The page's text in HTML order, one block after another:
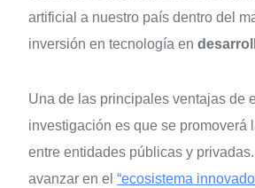
artificial a nuestro país dentro del
inversión en tecnología en
Una de las principales ventajas de
investigación es que se promoverá
entre entidades públicas y
avanzar en el “ecosistema